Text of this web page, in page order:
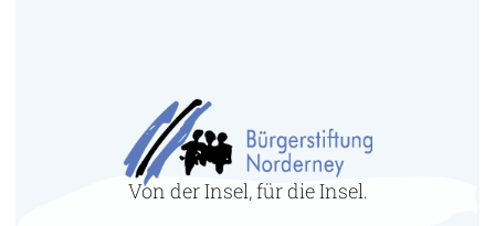
Von der Insel, für die Insel.